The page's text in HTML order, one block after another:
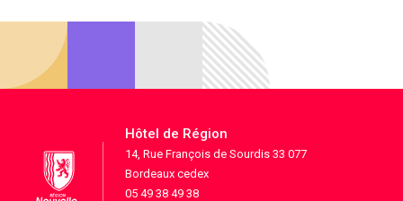
Hôtel de Région
14, Rue François de Sourdis 33 077
Bordeaux cedex
05 49 38 49 38